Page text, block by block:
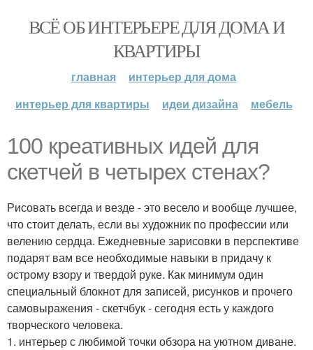
ВСЁ ОБ ИНТЕРЬЕРЕ ДЛЯ ДОМА И
КВАРТИРЫ
главная
интерьер для дома
интерьер для квартиры
идеи дизайна мебель
100 креативных идей для
скетчей в четырех стенах?
Рисовать всегда и везде - это весело и вообще лучшее,
что стоит делать, если вы художник по профессии или
велению сердца. Ежедневные зарисовки в перспективе
подарят вам все необходимые навыки в придачу к
острому взору и твердой руке. Как минимум один
специальный блокнот для записей, рисунков и прочего
самовыражения - скетчбук - сегодня есть у каждого
творческого человека.
1. интерьер с любимой точки обзора на уютном диване.